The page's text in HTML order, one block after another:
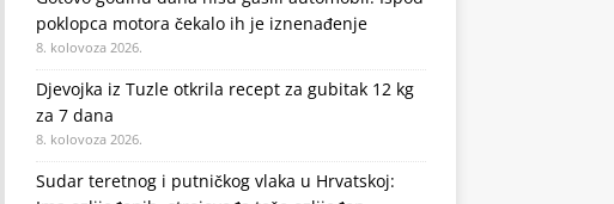
poklopca motora čekalo ih je iznenađenje
8. kolovoza 2026.
Djevojka iz Tuzle otkrila recept za gubitak 12 kg
za 7 dana
8. kolovoza 2026.
Sudar teretnog i putničkog vlaka u Hrvatskoj: